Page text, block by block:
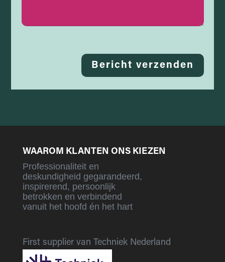
Bericht verzenden
WAAROM KLANTEN ONS KIEZEN
Professionaliteit en
deskundigheid gegarandeerd,
inspirerend, persoonlijk
betrokken en verbindend
vanuit het hoofd én het hart
First supplier van Techniek Nederland